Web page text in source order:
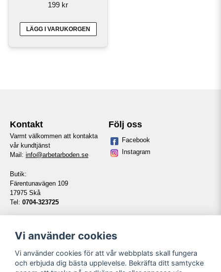
199 kr
LÄGG I VARUKORGEN
Kontakt
Varmt välkommen att kontakta
vår kundtjänst
Mail: info@arbetarboden.se
Butik:
Färentunavägen 109
17975 Skå
Tel: 0704-323725
14:00-16:00
Följ oss
Facebook
Instagram
Information Våra partners
Vi använder cookies
Vi använder cookies för att vår webbplats skall fungera
och erbjuda dig bästa upplevelse. Bekräfta ditt samtycke